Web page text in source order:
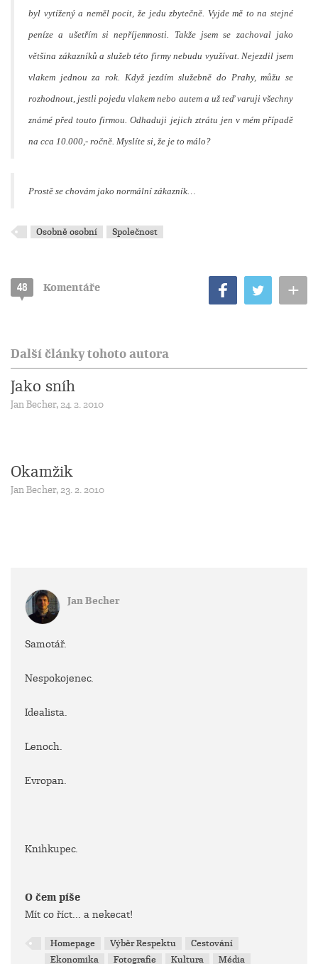
byl vytížený a neměl pocit, že jedu zbytečně. Vyjde mě to na stejné
peníze a ušetřím si nepříjemnosti. Takže jsem se zachoval jako
většina zákazníků a služeb této firmy nebudu využívat. Nejezdil jsem
vlakem jednou za rok. Když jezdím služebně do Prahy, můžu se
rozhodnout, jestli pojedu vlakem nebo autem a už teď varuji všechny
známé před touto firmou. Odhaduji jejich ztrátu jen v mém případě
na cca 10.000,- ročně. Myslíte si, že je to málo?
Prostě se chovám jako normální zákazník…
Osobně osobní Společnost
48 Komentáře +
Další články tohoto autora
Jako sníh
Jan Becher, 24. 2. 2010
Okamžik
Jan Becher, 23. 2. 2010
Jan Becher
Samotář.
Nespokojenec.
Idealista.
Lenoch.
Evropan.
Knihkupec.
O čem píše
Mít co říct... a nekecat!
Homepage Výběr Respektu
Cestování
Ekonomika
Fotografie Kultura Média